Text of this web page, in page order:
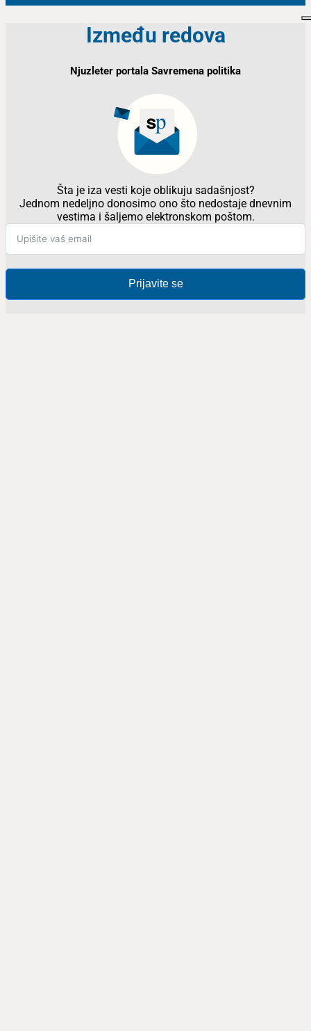
Između redova
Njuzleter portala Savremena politika
Šta je iza vesti koje oblikuju sadašnjost?
Jednom nedeljno donosimo ono što nedostaje dnevnim
vestima i šaljemo elektronskom poštom.
Prijavite se